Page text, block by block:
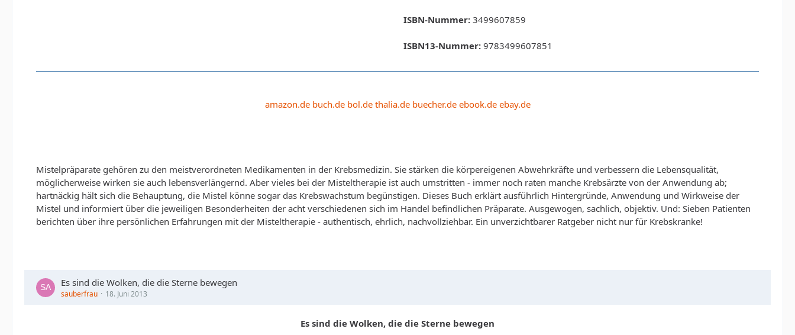
ISBN-Nummer: 3499607859
ISBN13-Nummer: 9783499607851
amazon.de buch.de bol.de thalia.de buecher.de ebook.de ebay.de
Mistelpräparate gehören zu den meistverordneten Medikamenten in der Krebsmedizin. Sie stärken die körpereigenen Abwehrkräfte und verbessern die Lebensqualität,
möglicherweise wirken sie auch lebensverlängernd. Aber vieles bei der Misteltherapie ist auch umstritten - immer noch raten manche Krebsärzte von der Anwendung ab;
hartnäckig hält sich die Behauptung, die Mistel könne sogar das Krebswachstum begünstigen. Dieses Buch erklärt ausführlich Hintergründe, Anwendung und Wirkweise der
Mistel und informiert über die jeweiligen Besonderheiten der acht verschiedenen sich im Handel befindlichen Präparate. Ausgewogen, sachlich, objektiv. Und: Sieben Patienten
berichten über ihre persönlichen Erfahrungen mit der Misteltherapie - authentisch, ehrlich, nachvollziehbar. Ein unverzichtbarer Ratgeber nicht nur für Krebskranke!
Es sind die Wolken, die die Sterne bewegen
sauberfrau 18. Juni 2013
Es sind die Wolken, die die Sterne bewegen